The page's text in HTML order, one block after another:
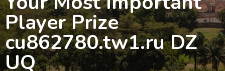
Player Prize
cu862780.tw1.ru DZ
UQ